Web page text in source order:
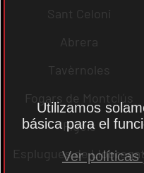
Sant Celoni
Abrera
Tavèrnoles
Fogars de Montclús
Fígols
Esplugues de
Utilizamos
básica para el
Ver políticas